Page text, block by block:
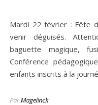
Mardi 22 février : Fête de carnaval. Les enfants peuvent
venir déguisés.
baguette magique,
Conférence
enfants inscrits à la
ParMagelinck